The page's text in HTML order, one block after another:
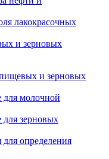
лакокрасочных
и зерновых
и зерновых
для молочной
зерновых
определения